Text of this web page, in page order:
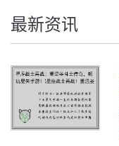
最新资讯